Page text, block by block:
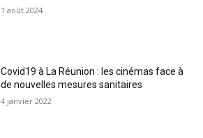
1 août 2024
Covid19 à La Réunion : les cinémas face à
de nouvelles mesures sanitaires
4 janvier 2022